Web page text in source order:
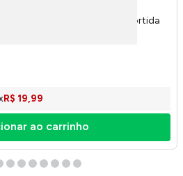
com Suculenta Artificial Sortida
R$ 19,99
ao carrinho